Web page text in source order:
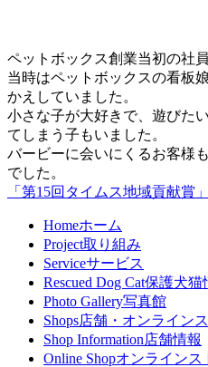
ペットボックス創業当初の社
当時はペットボックスの看板
かえしていました。
小さな子が大好きで、遊びた
てしまう子もいました。
バービーに会いにくるお客様
でした。
「第15回タイムス地域貢献賞
Homeホーム
Project取り組み
Serviceサービス
Rescued Dog Cat保護犬猫
Photo Gallery写真館
Shops店舗・オンライン
Shop Information店舗情報
Online Shopオンラインス